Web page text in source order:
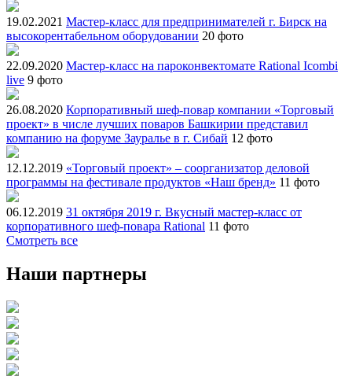
19.02.2021 Мастер-класс для предпринимателей г. Бирск на
высокорентабельном оборудовании 20 фото
22.09.2020 Мастер-класс на пароконвектомате Rational Icombi
live 9 фото
26.08.2020 Корпоративный шеф-повар компании «Торговый
проект» в числе лучших поваров Башкирии представил
компанию на форуме Зауралье в г. Сибай 12 фото
12.12.2019 «Торговый проект» – соорганизатор деловой
программы на фестивале продуктов «Наш бренд» 11 фото
06.12.2019 31 октября 2019 г. Вкусный мастер-класс от
корпоративного шеф-повара Rational 11 фото
Смотреть все
Наши партнеры